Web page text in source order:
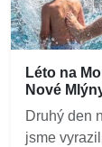
Léto na
Nové
Druhý den
jsme